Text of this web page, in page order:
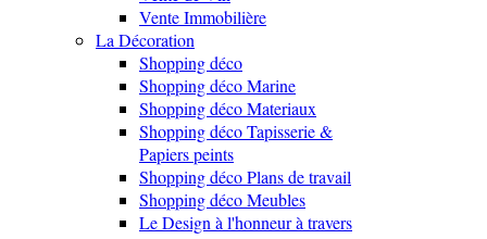
Vente Immobilière
La Décoration
Shopping déco
Shopping déco Marine
Shopping déco Materiaux
Shopping déco Tapisserie &
Papiers peints
Shopping déco Plans de travail
Shopping déco Meubles
Le Design à l'honneur à travers